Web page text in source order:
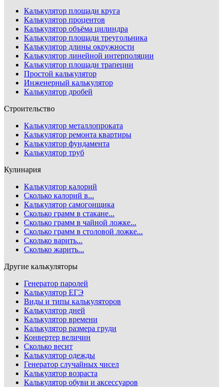
Калькулятор площади круга
Калькулятор процентов
Калькулятор объёма цилиндра
Калькулятор площади треугольника
Калькулятор длины окружности
Калькулятор линейной интерполяции
Калькулятор площади трапеции
Простой калькулятор
Инженерный калькулятор
Калькулятор дробей
Строительство
Калькулятор металлопроката
Калькулятор ремонта квартиры
Калькулятор фундамента
Калькулятор труб
Кулинария
Калькулятор калорий
Сколько калорий в...
Калькулятор самогонщика
Сколько грамм в стакане...
Сколько грамм в чайной ложке...
Сколько грамм в столовой ложке...
Сколько варить...
Сколько жарить...
Другие калькуляторы
Генератор паролей
Калькулятор ЕГЭ
Виды и типы калькуляторов
Калькулятор дней
Калькулятор времени
Калькулятор размера груди
Конвертер величин
Сколько весит
Калькулятор одежды
Генератор случайных чисел
Калькулятор возраста
Калькулятор обуви и аксессуаров